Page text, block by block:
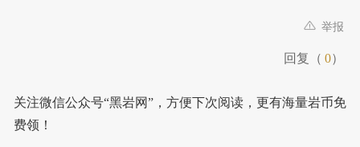
举报
回复（ 0）
关注微信公众号“黑岩网”，方便下次阅读，更有海量岩币免
费领！